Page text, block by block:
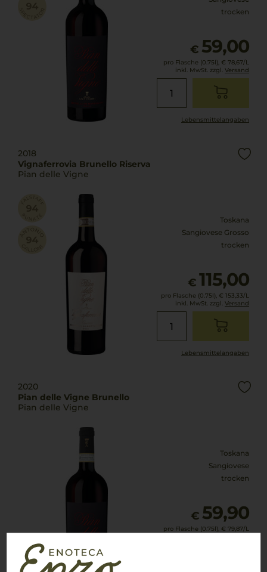
trocken
€ 59,00
pro Flasche (0.75l), € 78,67/L
inkl. MwSt. zzgl. Versand
Lebensmittel­angaben
2018
Vignaferrovia Brunello Riserva
Pian delle Vigne
Toskana
Sangiovese Grosso
trocken
€ 115,00
pro Flasche (0.75l), € 153,33/L
inkl. MwSt. zzgl. Versand
Lebensmittel­angaben
2020
Pian delle Vigne Brunello
Pian delle Vigne
Toskana
Sangiovese
trocken
€ 59,90
pro Flasche (0.75l), € 79,87/L